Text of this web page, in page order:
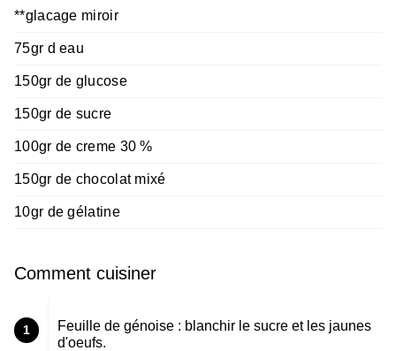
**glacage miroir
75gr d eau
150gr de glucose
150gr de sucre
100gr de creme 30 %
150gr de chocolat mixé
10gr de gélatine
Comment cuisiner
1
Feuille de génoise : blanchir le sucre et les jaunes
d'oeufs.